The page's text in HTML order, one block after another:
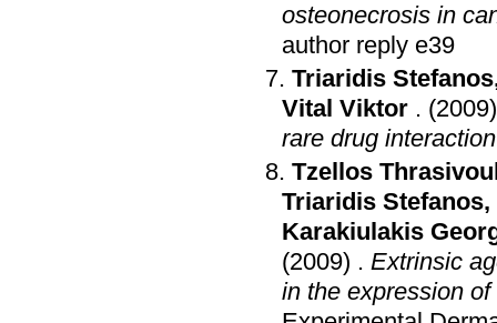
osteonecrosis in
author reply e39
Triaridis Stefanos
Vital Viktor . (2009)
rare drug interaction
Tzellos
Triaridis Stefanos,
Karakiulakis
(2009) . Extrinsic
in the expression